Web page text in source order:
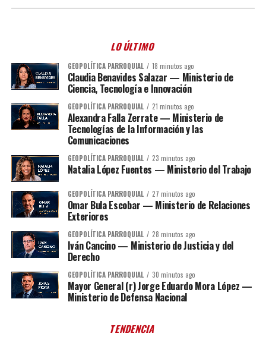
LO ÚLTIMO
GEOPOLÍTICA PARROQUIAL 18 minutos ago
Claudia Benavides Salazar — Ministerio de
Ciencia, Tecnología e Innovación
GEOPOLÍTICA PARROQUIAL 21 minutos ago
Alexandra Falla Zerrate — Ministerio de
Tecnologías de la Información y las
Comunicaciones
GEOPOLÍTICA PARROQUIAL 23 minutos ago
Natalia López Fuentes — Ministerio del Trabajo
GEOPOLÍTICA PARROQUIAL 27 minutos ago
Omar Bula Escobar — Ministerio de Relaciones
Exteriores
GEOPOLÍTICA PARROQUIAL 28 minutos ago
Iván Cancino — Ministerio de Justicia y del
Derecho
GEOPOLÍTICA PARROQUIAL 30 minutos ago
Mayor General (r) Jorge Eduardo Mora López —
Ministerio de Defensa Nacional
TENDENCIA